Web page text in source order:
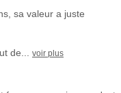
sa valeur a juste
de... voir plus